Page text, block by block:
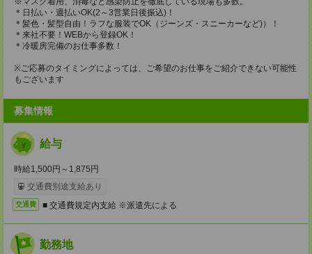
＊日払い・週払いOK(2～3営業日後振込)！
＊髪色・髪型自由！ラフな服装でOK（ジーンズ・スニーカーなど)）！
＊来社不要！WEBから登録OK！
＊冷暖房完備のお仕事多数！
※ご応募のタイミングによっては、ご希望のお仕事をご紹介できない可能性
もございます
募集情報
給与
時給1,500円～1,875円
交通費別途支給あり
交通費 ■ 交通費規定内支給 ※派遣先による
勤務地